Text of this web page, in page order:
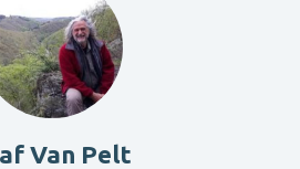
Van Pelt